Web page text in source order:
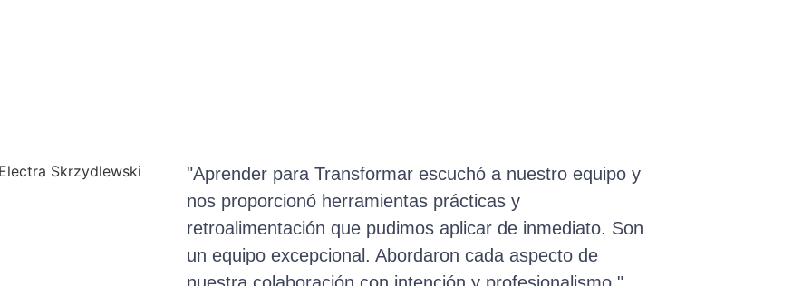
"Aprender para Transformar escuchó a nuestro equipo y
nos proporcionó herramientas prácticas y
retroalimentación que pudimos aplicar de inmediato. Son
un equipo excepcional. Abordaron cada aspecto de